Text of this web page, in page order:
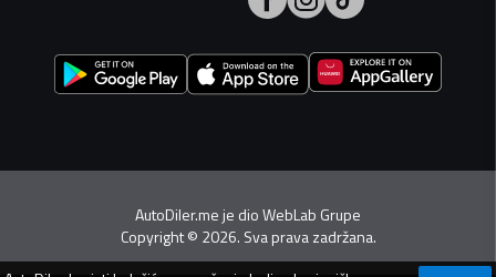
AutoDiler.me je dioWebLab Grupe
Copyright© 2026. Sva prava zadržana.